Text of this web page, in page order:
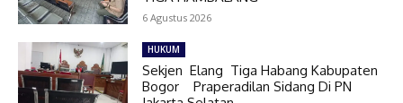
6 Agustus 2026
HUKUM
Sekjen Elang Tiga Habang Kabupaten
Bogor Praperadilan Sidang Di PN